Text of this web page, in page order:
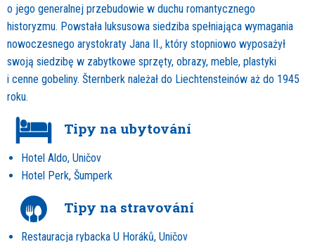
o jego generalnej przebudowie w duchu romantycznego
historyzmu. Powstała luksusowa siedziba spełniająca wymagania
nowoczesnego arystokraty Jana II., który stopniowo wyposażył
swoją siedzibę w zabytkowe sprzęty, obrazy, meble, plastyki
i cenne gobeliny. Šternberk należał do Liechtensteinów aż do 1945
roku.
Tipy na ubytování
Hotel Aldo, Uničov
Hotel Perk, Šumperk
Tipy na stravování
Restauracja rybacka U Horáků, Uničov